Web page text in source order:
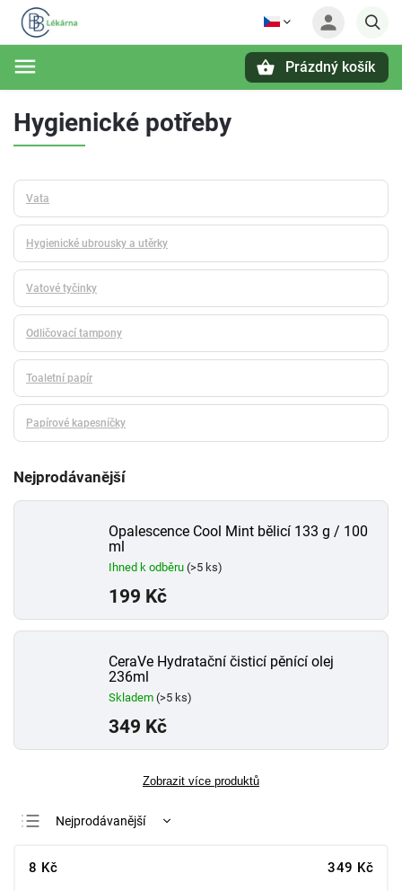
Prázdný košík
Hygienické potřeby
Vata
Hygienické ubrousky a utěrky
Vatové tyčinky
Odličovací tampony
Toaletní papír
Papírové kapesníčky
Nejprodávanější
Opalescence Cool Mint bělicí 133 g / 100
ml
Ihned k odběru (>5 ks)
199 Kč
CeraVe Hydratační čisticí pěnící olej
236ml
Skladem (>5 ks)
349 Kč
Zobrazit více produktů
Nejprodávanější
8 Kč 349 Kč